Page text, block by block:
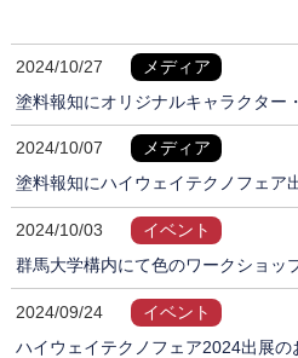
2024/10/27
メディア
塗料報知にオリジナルキャラクター
2024/10/07
メディア
塗料報知にハイウェイテクノフェア
2024/10/03
イベント
群馬大学構内にて色のワークショッ
2024/09/24
イベント
ハイウェイテクノフェア2024出展の